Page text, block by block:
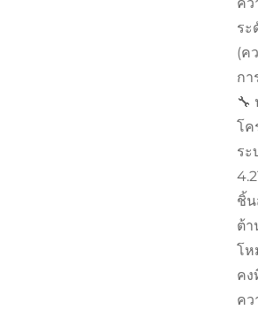
คว
ระ
(ค
กา
🔧
โค
ระ
ชิ้น
ต้า
โห
คง
คว